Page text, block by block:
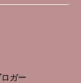
ガー